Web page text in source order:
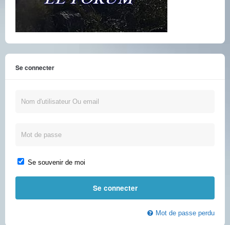
Se connecter
Se souvenir de moi
Mot de passe perdu